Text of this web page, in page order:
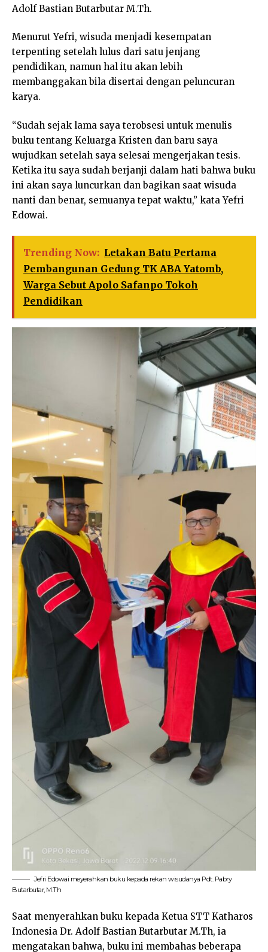
Adolf Bastian Butarbutar M.Th.
Menurut Yefri, wisuda menjadi kesempatan
terpenting setelah lulus dari satu jenjang
pendidikan, namun hal itu akan lebih
membanggakan bila disertai dengan peluncuran
karya.
“Sudah sejak lama saya terobsesi untuk menulis
buku tentang Keluarga Kristen dan baru saya
wujudkan setelah saya selesai mengerjakan tesis.
Ketika itu saya sudah berjanji dalam hati bahwa buku
ini akan saya luncurkan dan bagikan saat wisuda
nanti dan benar, semuanya tepat waktu,” kata Yefri
Edowai.
Trending Now: Letakan Batu Pertama
Pembangunan Gedung TK ABA Yatomb,
Warga Sebut Apolo Safanpo Tokoh
Pendidikan
Jefri Edowai meyerahkan buku kepada rekan wisudanya Pdt. Pabry
Butarbutar, M.Th
Saat menyerahkan buku kepada Ketua STT Katharos
Indonesia Dr. Adolf Bastian Butarbutar M.Th, ia
mengatakan bahwa, buku ini membahas beberapa